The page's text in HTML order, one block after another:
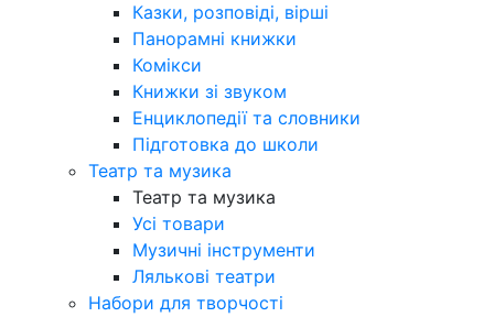
Казки, розповіді, вірші
Панорамні книжки
Комікси
Книжки зі звуком
Енциклопедії та словники
Підготовка до школи
Театр та музика
Театр та музика
Усі товари
Музичні інструменти
Лялькові театри
Набори для творчості